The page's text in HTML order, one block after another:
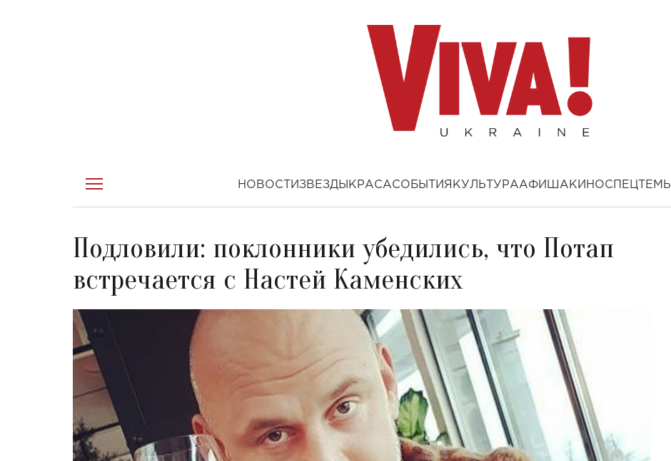
НОВОСТИ ЗВЕЗДЫ КРАСАСОБЫТИЯ КУЛЬТУРААФИША КИНОСПЕЦТЕМЫ
Подловили: поклонники убедились, что Потап
встречается с Настей Каменских